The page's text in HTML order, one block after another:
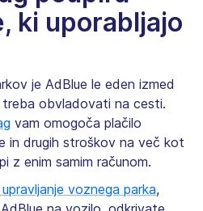
ki uporabljajo
je AdBlue le eden izmed
treba obvladovati na cesti.
vam omogoča plačilo
in drugih stroškov na več kot
z enim samim računom.
voznega parka,